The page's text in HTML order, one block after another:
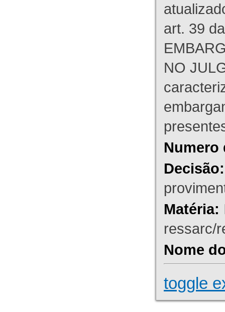
art. 39
NO
Numero
Decisão:
Matéria:
ressarc/
Nome
toggle